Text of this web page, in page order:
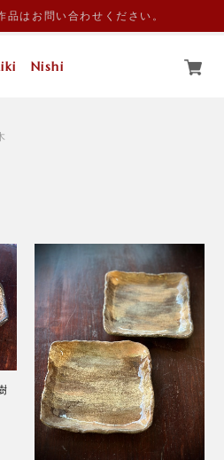
品はお問い合わせください。
Nishi